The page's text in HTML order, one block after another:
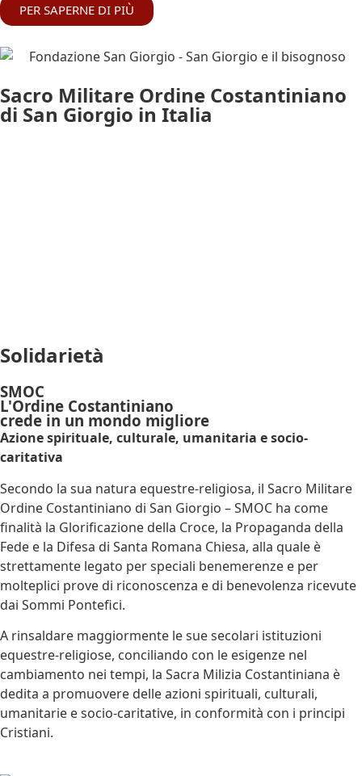
PER SAPERNE DI PIÙ
Sacro Militare Ordine Costantiniano
di San Giorgio in Italia
Solidarietà
SMOC
L'Ordine Costantiniano
crede in un mondo migliore
Azione spirituale, culturale, umanitaria e socio-
caritativa
Secondo la sua natura equestre-religiosa, il Sacro Militare
Ordine Costantiniano di San Giorgio – SMOC ha come
finalità la Glorificazione della Croce, la Propaganda della
Fede e la Difesa di Santa Romana Chiesa, alla quale è
strettamente legato per speciali benemerenze e per
molteplici prove di riconoscenza e di benevolenza ricevute
dai Sommi Pontefici.
A rinsaldare maggiormente le sue secolari istituzioni
equestre-religiose, conciliando con le esigenze nel
cambiamento nei tempi, la Sacra Milizia Costantiniana è
dedita a promuovere delle azioni spirituali, culturali,
umanitarie e socio-caritative, in conformità con i principi
Cristiani.